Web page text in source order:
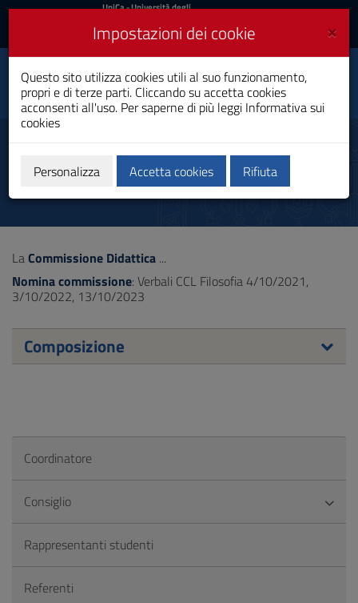
Vai
al
navigazione
sito
al
Footer
UniCa
Accedi
UniCa- Università degli
Accedi UniCA News
Toggle
navigation
Filosofia
Laurea
Commissione Didattica
LaCommissione Didattica ...
Nomina commissione: Verbali CCL Filosofia 4/10/2021,
3/10/2022, 13/10/2023
Composizione
Coordinatore
Consiglio
Rappresentanti studenti
Referenti
×
Impostazioni dei cookie
Questo sito utilizza cookies utili al suo funzionamento,
propri e di terze parti. Cliccando su accetta cookies
acconsenti all'uso. Per saperne di più leggi Informativa sui
cookies
Personalizza Accetta cookies Rifiuta